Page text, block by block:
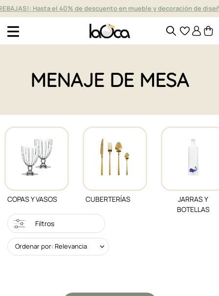
Hasta el 40% de descuento en mueble y decoración de
MENAJE DE MESA
COPAS Y VASOS CUBERTERÍAS
JARRAS Y
BOTELLAS
Filtros
Ordenar por: Relevancia